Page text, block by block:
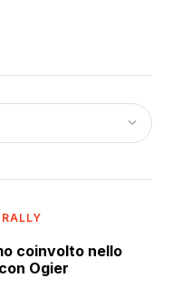
coinvolto nello
Ogier